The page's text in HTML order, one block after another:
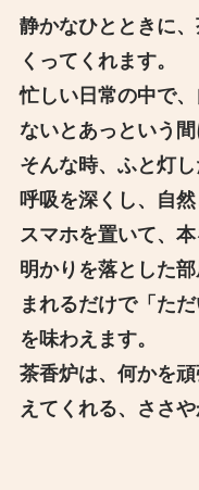
静かなひとときに
くってくれます。
忙しい日常の中で
ないとあっという間
そんな時、ふと灯
呼吸を深くし、自
スマホを置いて、本
明かりを落とした
まれるだけで「た
を味わえます。
茶香炉は、何かを
えてくれる、ささ